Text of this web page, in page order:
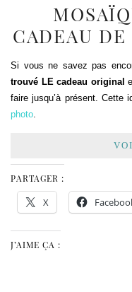
CADEAU
Si vous ne savez pas
trouvé LE cadeau original
faire jusqu’à présent. Cette
photo
PARTAGER :
X
J’AIME ÇA :